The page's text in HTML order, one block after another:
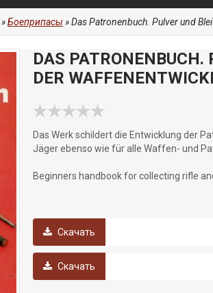
»Боеприпасы » Das Patronenbuch. Pulver und
DAS PATRONENBUCH.
DER
Das Werk schildert die Entwicklung der
Jäger ebenso wie für alle Waffen- und
Beginners handbook for collecting rifle
Скачать
Скачать